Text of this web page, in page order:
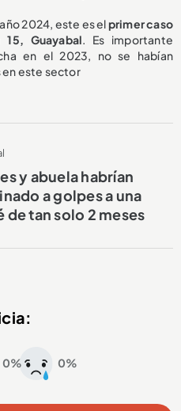
2024, este es elprimer caso
Guayabal. Es importante
en el 2023, no se habían
en este sector
y abuela habrían
a golpes a una
de tan solo 2 meses
0% 0%